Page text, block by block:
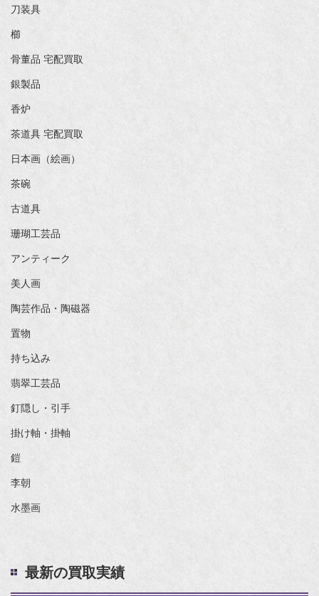
刀装具
櫛
骨董品 宅配買取
銀製品
香炉
茶道具 宅配買取
日本画（絵画）
茶碗
古道具
珊瑚工芸品
アンティーク
美人画
陶芸作品・陶磁器
置物
持ち込み
翡翠工芸品
釘隠し・引手
掛け軸・掛軸
鎧
李朝
水墨画
最新の買取実績